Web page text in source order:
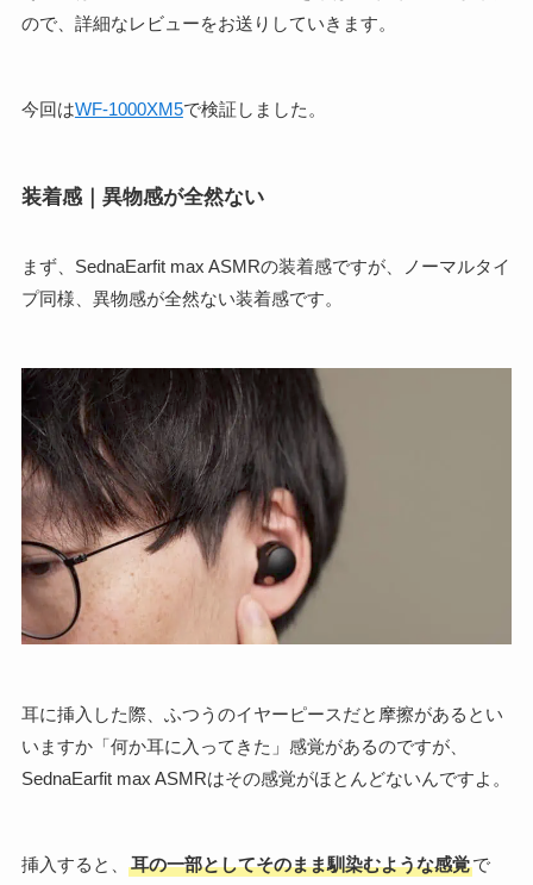
ので、詳細なレビューをお送りしていきます。
今回はWF-1000XM5で検証しました。
装着感｜異物感が全然ない
まず、SednaEarfit max ASMRの装着感ですが、ノーマルタイ
プ同様、異物感が全然ない装着感です。
耳に挿入した際、ふつうのイヤーピースだと摩擦があるとい
いますか「何か耳に入ってきた」感覚があるのですが、
SednaEarfit max ASMRはその感覚がほとんどないんですよ。
挿入すると、 耳の一部としてそのまま馴染むような感覚で